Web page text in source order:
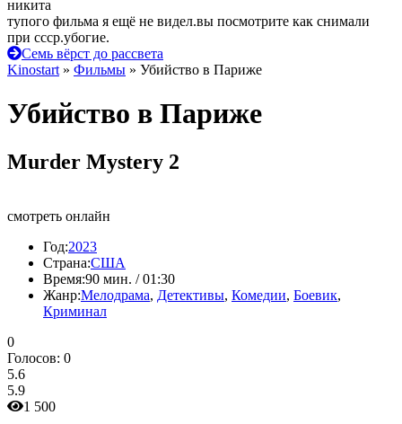
никита
тупого фильма я ещё не видел.вы посмотрите как снимали
при ссср.убогие.
Семь вёрст до рассвета
Kinostart » Фильмы » Убийство в Париже
Убийство в Париже
Murder Mystery 2
смотреть онлайн
Год:2023
Страна:США
Время:90 мин. / 01:30
Жанр:Мелодрама, Детективы, Комедии, Боевик,
Криминал
0
Голосов: 0
5.6
5.9
1 500